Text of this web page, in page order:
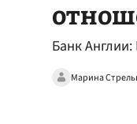
Банк
Марина